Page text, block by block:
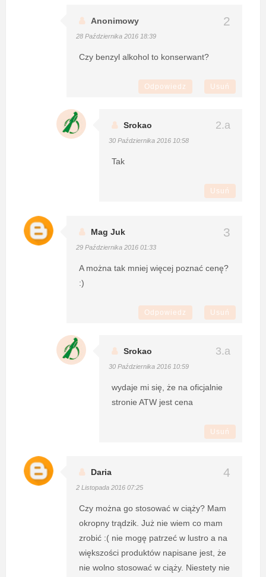
Anonimowy
28 Października 2016 18:39
Czy benzyl alkohol to konserwant?
Odpowiedz Usuń
Srokao
30 Października 2016 10:58
Tak
Usuń
Mag Juk
29 Października 2016 01:33
A można tak mniej więcej poznać cenę?
:)
Odpowiedz Usuń
Srokao
30 Października 2016 10:59
wydaje mi się, że na oficjalnie
stronie ATW jest cena
Usuń
Daria
2 Listopada 2016 07:25
Czy można go stosować w ciąży? Mam
okropny trądzik. Już nie wiem co mam
zrobić :( nie mogę patrzeć w lustro a na
większości produktów napisane jest, że
nie wolno stosować w ciąży. Niestety nie